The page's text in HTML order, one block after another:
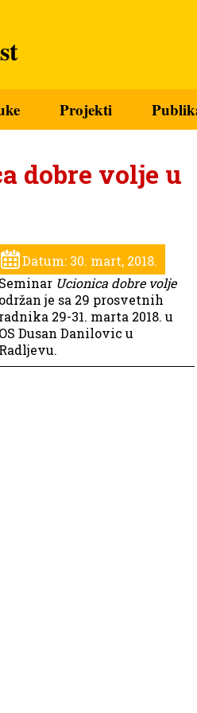
Projekti
dobre volje u
Datum: 30. mart, 2018.
Seminar Ucionica dobre volje
održan je sa 29 prosvetnih
radnika 29-31. marta 2018. u
OS Dusan Danilovic u
Radljevu.